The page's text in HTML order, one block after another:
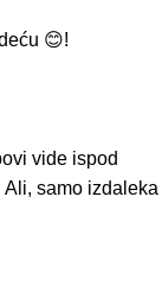
😊!
vide ispod
samo izdaleka